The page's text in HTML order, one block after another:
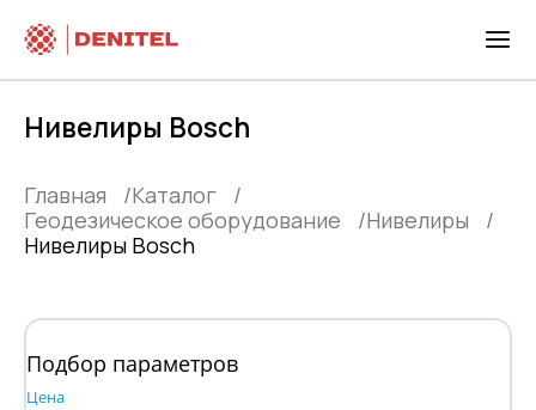
Нивелиры Bosch
Главная
Каталог
Геодезическое оборудование
Нивелиры
Нивелиры Bosch
Подбор параметров
Цена